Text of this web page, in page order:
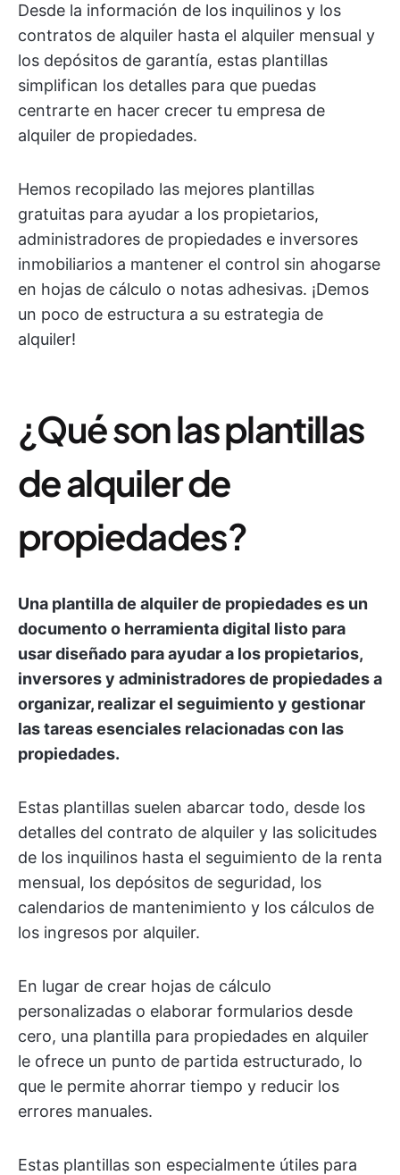
Desde la información de los inquilinos y los
contratos de alquiler hasta el alquiler mensual y
los depósitos de garantía, estas plantillas
simplifican los detalles para que puedas
centrarte en hacer crecer tu empresa de
alquiler de propiedades.
Hemos recopilado las mejores plantillas
gratuitas para ayudar a los propietarios,
administradores de propiedades e inversores
inmobiliarios a mantener el control sin ahogarse
en hojas de cálculo o notas adhesivas. ¡Demos
un poco de estructura a su estrategia de
alquiler!
¿Qué son las plantillas
de alquiler de
propiedades?
Una plantilla de alquiler de propiedades es un
documento o herramienta digital listo para
usar diseñado para ayudar a los propietarios,
inversores y administradores de propiedades a
organizar, realizar el seguimiento y gestionar
las tareas esenciales relacionadas con las
propiedades.
Estas plantillas suelen abarcar todo, desde los
detalles del contrato de alquiler y las solicitudes
de los inquilinos hasta el seguimiento de la renta
mensual, los depósitos de seguridad, los
calendarios de mantenimiento y los cálculos de
los ingresos por alquiler.
En lugar de crear hojas de cálculo
personalizadas o elaborar formularios desde
cero, una plantilla para propiedades en alquiler
le ofrece un punto de partida estructurado, lo
que le permite ahorrar tiempo y reducir los
errores manuales.
Estas plantillas son especialmente útiles para